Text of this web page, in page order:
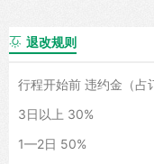
 退改规则
行程开始前 违约金（占
3日以上 30%
1—2日 50%